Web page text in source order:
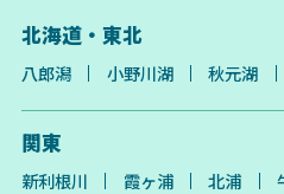
北海道・東北
八郎潟 小野川湖 秋元湖
関東
新利根川 霞ヶ浦 北浦